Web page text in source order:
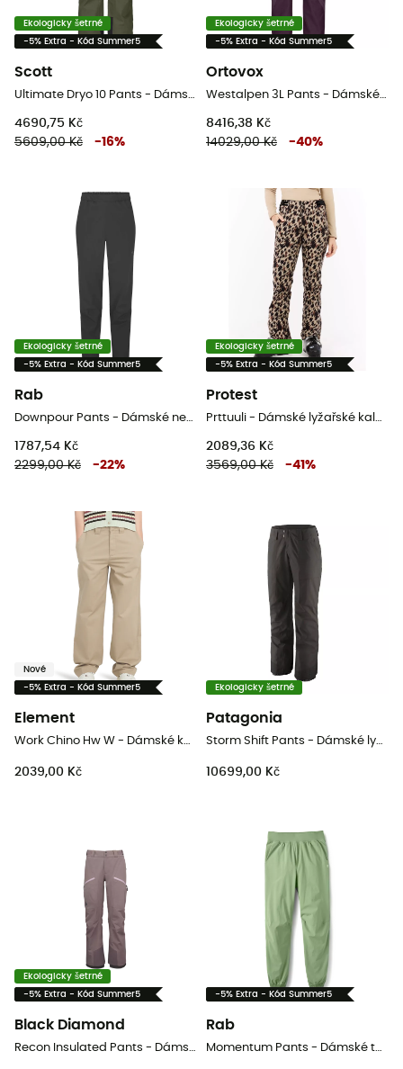
Ekologicky šetrné
-5% Extra - Kód Summer5
Scott
4690,75 Kč
5609,00 Kč
-16%
Ekologicky šetrné
-5% Extra - Kód Summer5
Ortovox
8416,38 Kč
14029,00 Kč
-40%
Ekologicky šetrné
-5% Extra - Kód Summer5
Rab
1787,54 Kč
2299,00 Kč
-22%
Ekologicky šetrné
-5% Extra - Kód Summer5
Protest
2089,36 Kč
3569,00 Kč
-41 %
Nové
-5% Extra - Kód Summer5
Element
2039,00 Kč
Ekologicky šetrné
Patagonia
10699,00 Kč
Ekologicky šetrné
-5% Extra - Kód Summer5
Black Diamond
-5% Extra - Kód Summer5
Rab